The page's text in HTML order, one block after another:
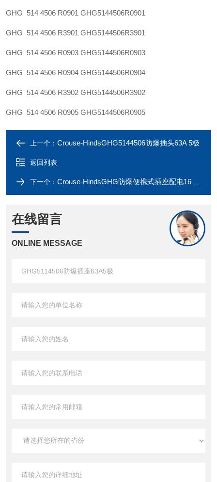
GHG 514 4506 R0901 GHG5144506R0901
GHG 514 4506 R3901 GHG5144506R3901
GHG 514 4506 R0903 GHG5144506R0903
GHG 514 4506 R0904 GHG5144506R0904
GHG 514 4506 R3902 GHG5144506R3902
GHG 514 4506 R0905 GHG5144506R0905
上一个： Crouse-HindsGHG5144506防爆插头63A 5极
返回列表
下一个： Crouse-HindsGHG防爆便携式插座配电16 A 3极5极2米
在线留言
ONLINE MESSAGE